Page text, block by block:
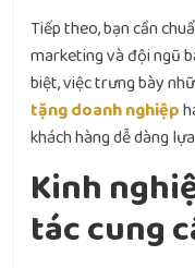
Tiếp theo, bạn cần
marketing và đội ngũ
biệt, việc trưng bày
tặng doanh nghiệp
khách hàng dễ dàng
Kinh
tác cung